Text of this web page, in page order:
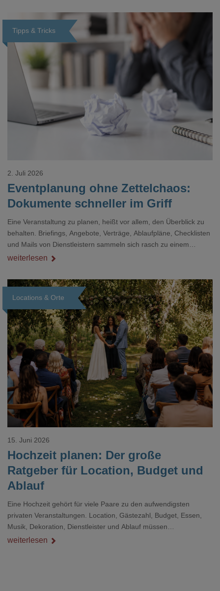
Tipps & Tricks
Eventplanung ohne Zettelchaos:
Dokumente schneller im Griff
2. Juli 2026
Eine Veranstaltung zu planen, heißt vor allem, den Überblick zu
behalten. Briefings, Angebote, Verträge, Ablaufpläne, Checklisten
und Mails von Dienstleistern sammeln sich rasch zu einem
unübersichtlichen Stapel. Wer schon einmal kurz vor einem Event
Dokument gesucht hat, kennt das mulmige Gefühl.
weiterlesen
Locations & Orte
Hochzeit planen: Der große
Ratgeber für Location, Budget und
Ablauf
15. Juni 2026
Eine Hochzeit gehört für viele Paare zu den aufwendigsten
privaten Veranstaltungen. Location, Gästezahl, Budget, Essen,
Musik, Dekoration, Dienstleister und Ablauf müssen
zusammenpassen, damit der Tag gut organisiert ist und trotzdem
weiterlesen